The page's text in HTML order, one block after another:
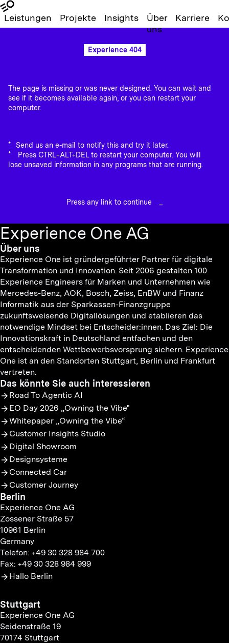
Leistungen Projekte Insights
Über
uns
Karriere
Experience 404
The page is missing or was never designed. You can wait and
see if it becomes available again, or you can restart your
computer.
Send us an e-mail to notify this and try it later.
Press CTRL+ALT+DEL to restart your computer. You will
lose unsaved information in any programs that are running.
Press any link to continue
Experience One AG
Über uns
Experience One ist gründergeführter Partner für digitale
Transformation und Innovation. Seit 2006 gestalten 100
Experience Engineers für Marken und Unternehmen wie
Mercedes-Benz, AOK, Bosch, Zeiss, EnBW und Finanz
Informatik aus der Sparkassen-Finanzgruppe
zukunftsweisende Digitallösungen und etablieren das
notwendige Mindset bei Entscheider:innen. Das Ziel: Die
Innovationskraft in Deutschland entfachen und den
entscheidenden Wettbewerbsvorsprung sichern. Experience
One ist an den Standorten Stuttgart, Berlin und Frankfurt
vertreten.
Das könnte Sie auch interessieren
Road To Agentic AI
EO Day 2026 „Owning the Vibe"
Whitepaper „Owning the Vibe“
Customer Insights Studio
Digital Showroom
Designsysteme
Connected Car
Customer Journey
Berlin
Experience One AG
Zossener Straße 57
10961 Berlin
Germany
Telefon: +49 30 328 984 700
Fax: +49 30 328 984 999
Hallo Berlin
Stuttgart
Experience One AG
Seidenstraße 19
70174 Stuttgart